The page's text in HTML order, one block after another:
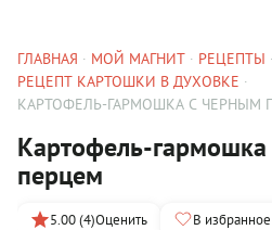
ГЛАВНАЯ МОЙ МАГНИТ
РЕЦЕПТЫ
РЕЦЕПТ КАРТОШКИ В ДУХОВКЕ
КАРТОФЕЛЬ-ГАРМОШКА С ЧЕРНЫМ
Картофель-
перцем
5.00 (4)Оценить В избранное